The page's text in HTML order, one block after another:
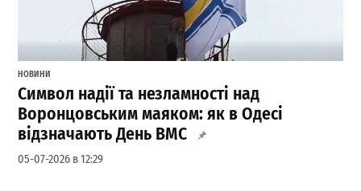
НОВИНИ
Символ надії та незламності над
Воронцовським маяком: як в Одесі
відзначають День ВМС
05-07-2026 в 12:29